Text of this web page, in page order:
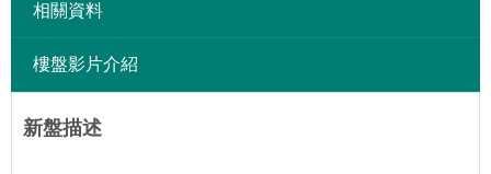
相關資料
樓盤影片介紹
新盤描述